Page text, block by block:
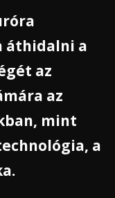
áthidalni a
az
az
mint
a